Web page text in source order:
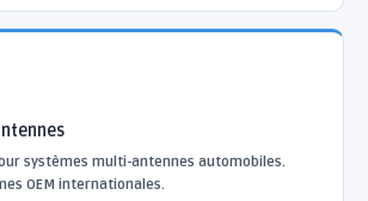
systèmes multi-antennes automobiles.
OEM internationales.